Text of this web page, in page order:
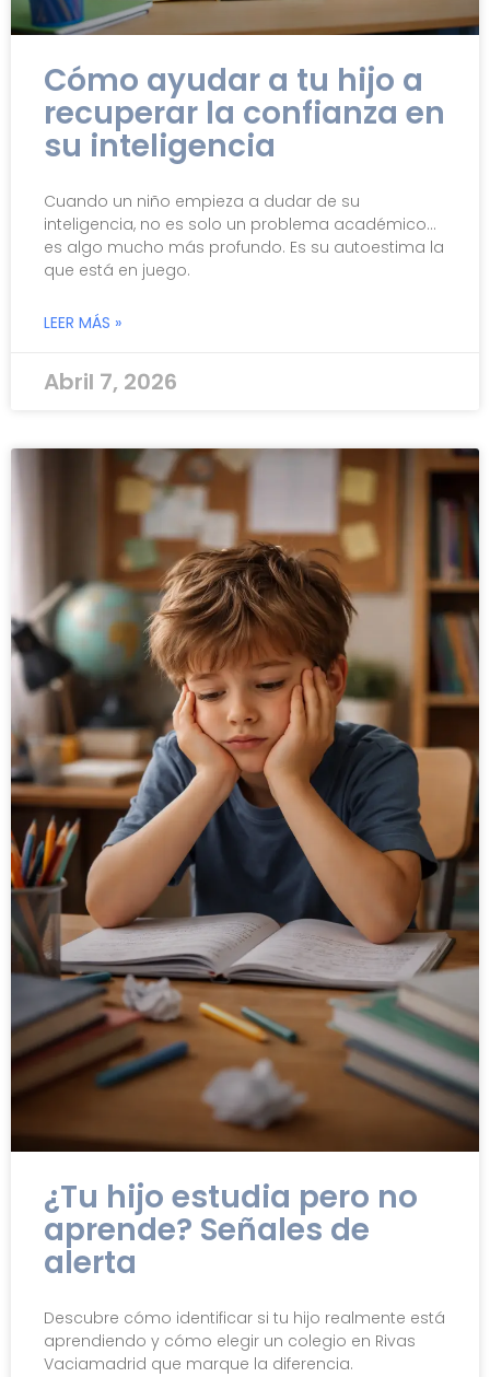
Cómo ayudar a tu hijo a
recuperar la confianza en
su inteligencia
Cuando un niño empieza a dudar de su
inteligencia, no es solo un problema académico…
es algo mucho más profundo. Es su autoestima la
que está en juego.
LEER MÁS »
Abril 7, 2026
¿Tu hijo estudia pero no
aprende? Señales de
alerta
Descubre cómo identificar si tu hijo realmente está
aprendiendo y cómo elegir un colegio en Rivas
Vaciamadrid que marque la diferencia.